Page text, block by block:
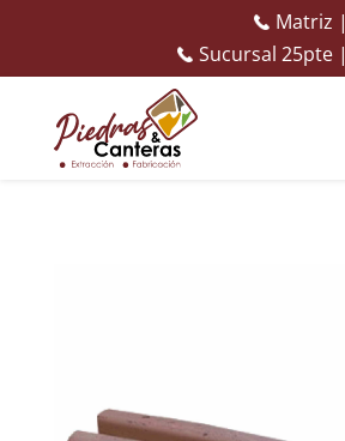
Matriz |
Sucursal 25pte |